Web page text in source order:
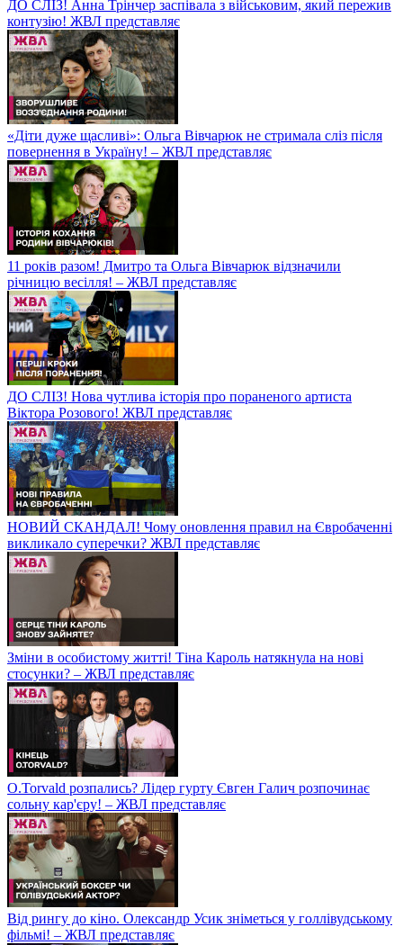
ДО СЛІЗ! Анна Трінчер заспівала з військовим, який пережив
контузію! ЖВЛ представляє
«Діти дуже щасливі»: Ольга Вівчарюк не стримала сліз після
повернення в Україну! – ЖВЛ представляє
11 років разом! Дмитро та Ольга Вівчарюк відзначили
річницю весілля! – ЖВЛ представляє
ДО СЛІЗ! Нова чутлива історія про пораненого артиста
Віктора Розового! ЖВЛ представляє
НОВИЙ СКАНДАЛ! Чому оновлення правил на Євробаченні
викликало суперечки? ЖВЛ представляє
Зміни в особистому житті! Тіна Кароль натякнула на нові
стосунки? – ЖВЛ представляє
O.Torvald розпались? Лідер гурту Євген Галич розпочинає
сольну кар'єру! – ЖВЛ представляє
Від рингу до кіно. Олександр Усик зніметься у голлівудському
фільмі! – ЖВЛ представляє